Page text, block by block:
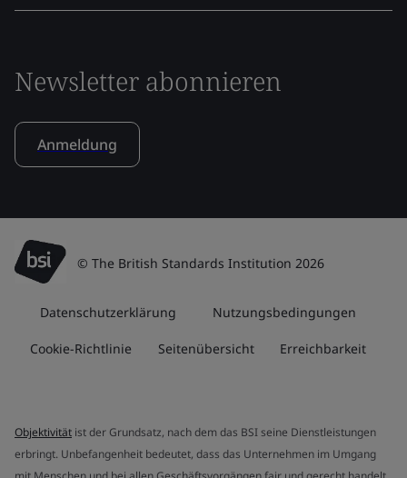
Newsletter abonnieren
Anmeldung
© The British Standards Institution 2026
Datenschutzerklärung Nutzungsbedingungen
Cookie-Richtlinie Seitenübersicht Erreichbarkeit
Objektivität ist der Grundsatz, nach dem das BSI seine Dienstleistungen
erbringt. Unbefangenheit bedeutet, dass das Unternehmen im Umgang